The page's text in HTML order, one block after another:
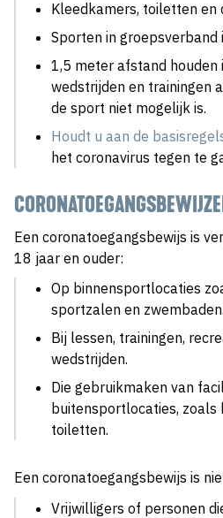
Kleedkamers, toiletten en
Sporten in groepsverband
1,5 meter afstand
wedstrijden en trainingen
de sport niet mogelijk is.
Houdt u aan de
het coronavirus tegen te
Een coronatoegangsbewijs is
18 jaar en ouder:
Op binnensportlocaties
sportzalen en zwembaden.
Bij lessen, trainingen,
wedstrijden.
Die gebruikmaken van
buitensportlocaties, zoals
toiletten.
Een coronatoegangsbewijs is
Vrijwilligers of personen